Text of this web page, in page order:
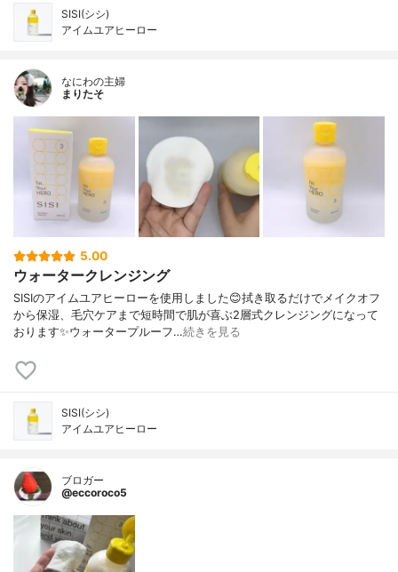
SISI(シシ)
アイムユアヒーロー
なにわの主婦
まりたそ
5.00
ウォータークレンジング
SISIのアイムユアヒーローを使用しました😊拭き取るだけでメイクオフ
から保湿、毛穴ケアまで短時間で肌が喜ぶ2層式クレンジングになって
おります✨ウォータープルーフ…続きを見る
SISI(シシ)
アイムユアヒーロー
ブロガー
@eccoroco5